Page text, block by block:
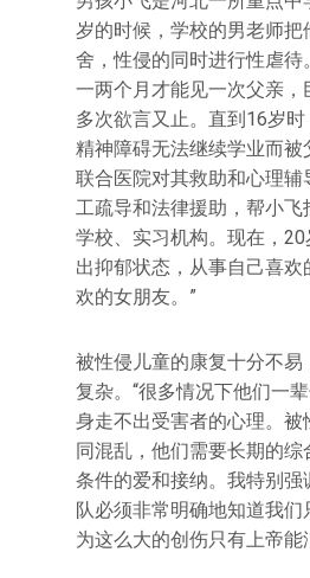
岁的时候，学校的男老师把
舍，性侵的同时进行性虐待
一两个月才能见一次父亲，
多次欲言又止。直到16岁
精神障碍无法继续学业而被
联合医院对其救助和心理辅
工疏导和法律援助，帮小飞
学校、实习机构。现在，
出抑郁状态，从事自己喜
欢的女朋友。”
被性侵儿童的康复十分不易
复杂。“很多情况下他们一
身走不出受害者的心理。被
同混乱，他们需要长期的
条件的爱和接纳。我特别强
队必须非常明确地知道我们
为这么大的创伤只有上帝能